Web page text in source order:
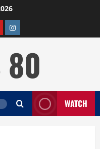
instagram
80
WATCH